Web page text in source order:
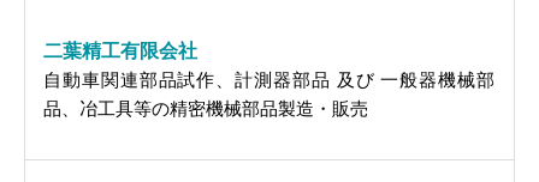
二葉精工有限会社
自動車関連部品試作、計測器部品 及び 一般器機械部
品、冶工具等の精密機械部品製造・販売